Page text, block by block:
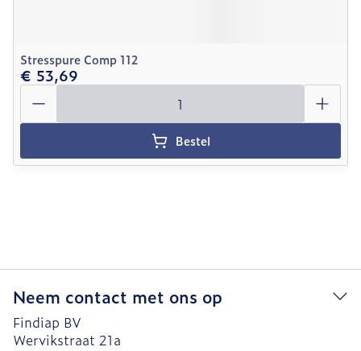
Stresspure Comp 112
€ 53,69
Aantal
Bestel
Neem contact met ons op
Findiap BV
Wervikstraat 21a